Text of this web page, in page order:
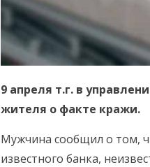
9 апреля т.г. в
жителя о факте кражи.
Мужчина сообщил о том,
известного банка,